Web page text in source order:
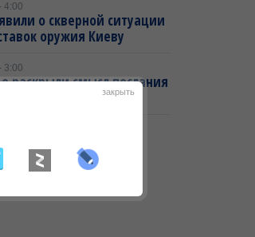
4:00
о скверной ситуации
оружия Киеву
3:00
раскрыли смысл послания
закрыть